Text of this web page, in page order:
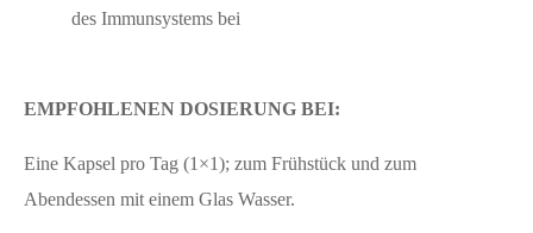
des Immunsystems bei
EMPFOHLENEN DOSIERUNG BEI:
Eine Kapsel pro Tag (1×1); zum Frühstück und zum
Abendessen mit einem Glas Wasser.